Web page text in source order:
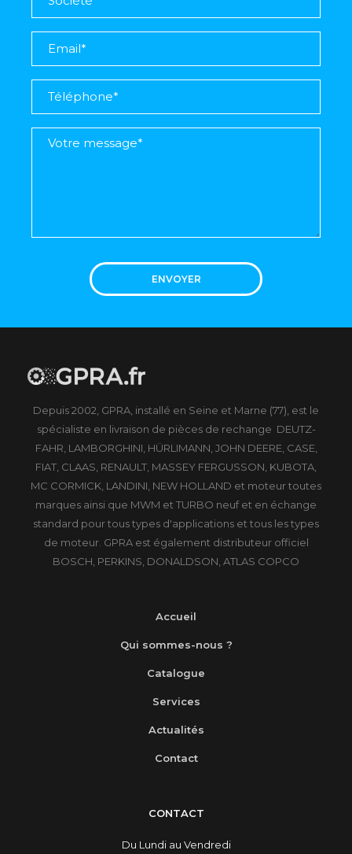
ENVOYER
Depuis 2002, GPRA, installé en Seine et Marne (77), est le
spécialiste en livraison de pièces de rechange DEUTZ-
FAHR, LAMBORGHINI, HÜRLIMANN, JOHN DEERE, CASE,
FIAT, CLAAS, RENAULT, MASSEY FERGUSSON, KUBOTA,
MC CORMICK, LANDINI, NEW HOLLAND et moteur toutes
marques ainsi que MWM et TURBO neuf et en échange
standard pour tous types d'applications et tous les types
de moteur. GPRA est également distributeur officiel
BOSCH, PERKINS, DONALDSON, ATLAS COPCO
Accueil
Qui sommes-nous ?
Catalogue
Services
Actualités
Contact
CONTACT
Du Lundi au Vendredi